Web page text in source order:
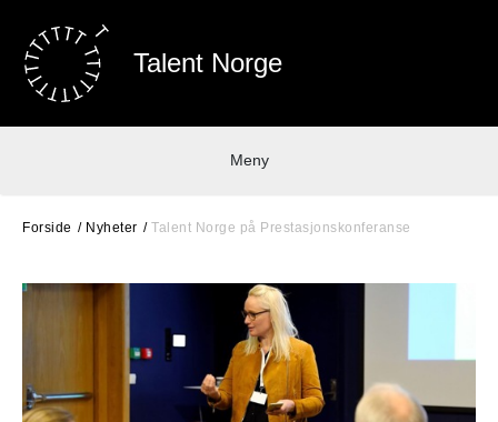
Talent Norge
Meny
Forside Nyheter Talent Norge på Prestasjonskonferanse